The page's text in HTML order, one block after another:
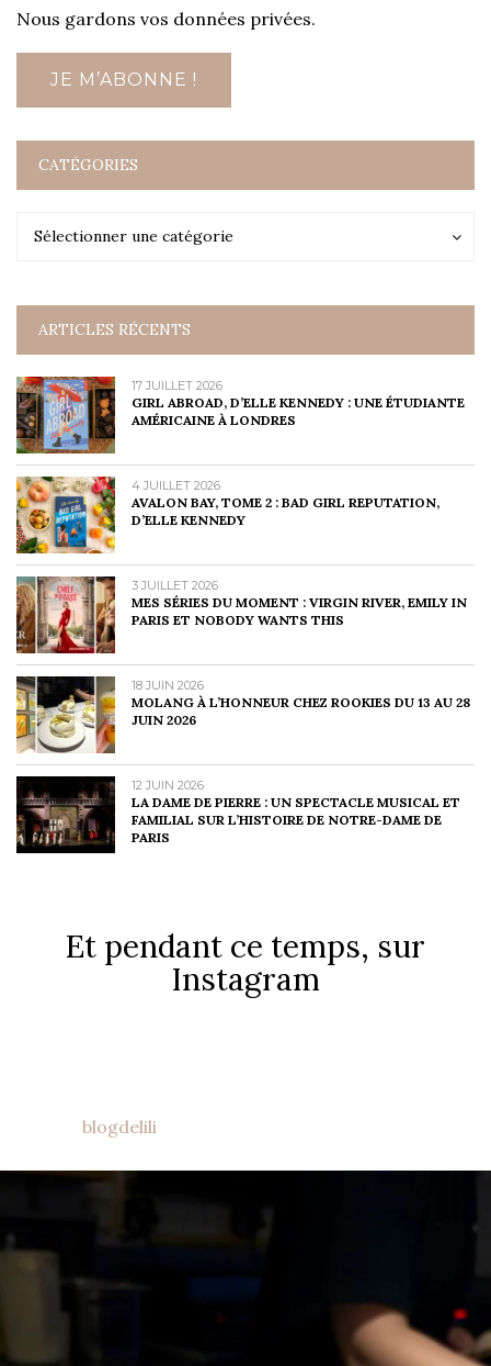
Nous gardons vos données privées.
CATÉGORIES
Sélectionner une catégorie
Catégories
ARTICLES RÉCENTS
17 JUILLET 2026
GIRL ABROAD, D’ELLE KENNEDY : UNE ÉTUDIANTE
AMÉRICAINE À LONDRES
4 JUILLET 2026
AVALON BAY, TOME 2 : BAD GIRL REPUTATION,
D’ELLE KENNEDY
3 JUILLET 2026
MES SÉRIES DU MOMENT : VIRGIN RIVER, EMILY IN
PARIS ET NOBODY WANTS THIS
18 JUIN 2026
MOLANG À L’HONNEUR CHEZ ROOKIES DU 13 AU 28
JUIN 2026
12 JUIN 2026
LA DAME DE PIERRE : UN SPECTACLE MUSICAL ET
FAMILIAL SUR L’HISTOIRE DE NOTRE-DAME DE
PARIS
Et pendant ce temps, sur
Instagram
blogdelili